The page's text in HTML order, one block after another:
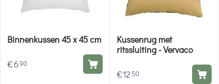
Binnenkussen 45 x 45 cm
€690
Kussenrug met
ritssluiting - Vervaco
€12 50